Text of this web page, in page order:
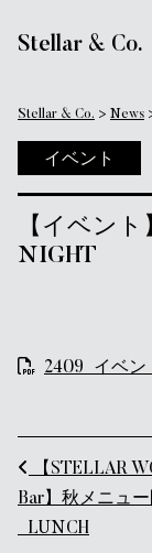
Stellar & Co.
Stellar & Co. > News
イベント
【イベン
NIGHT
2409_イベン
投稿ナビ
【STELLAR
Bar】秋メニュ
_LUNCH